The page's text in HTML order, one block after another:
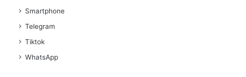
Smartphone
Telegram
Tiktok
WhatsApp